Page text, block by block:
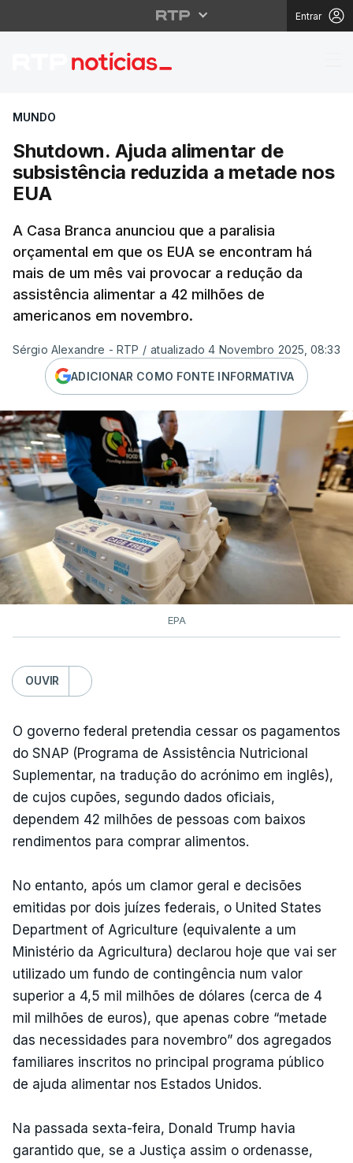
Entrar
Shutdown. Ajuda
MUNDO
Shutdown. Ajuda alimentar de
subsistência reduzida a metade nos
EUA
A Casa Branca anunciou que a paralisia
orçamental em que os EUA se encontram há
mais de um mês vai provocar a redução da
assistência alimentar a 42 milhões de
americanos em novembro.
Sérgio Alexandre - RTP / atualizado 4 Novembro 2025, 08:33
ADICIONAR COMO FONTE INFORMATIVA
EPA
OUVIR
O governo federal pretendia cessar os pagamentos
do SNAP (Programa de Assistência Nutricional
Suplementar, na tradução do acrónimo em inglês),
de cujos cupões, segundo dados oficiais,
dependem 42 milhões de pessoas com baixos
rendimentos para comprar alimentos.
No entanto, após um clamor geral e decisões
emitidas por dois juízes federais, o United States
Department of Agriculture (equivalente a um
Ministério da Agricultura) declarou hoje que vai ser
utilizado um fundo de contingência num valor
superior a 4,5 mil milhões de dólares (cerca de 4
mil milhões de euros), que apenas cobre “metade
das necessidades para novembro” dos agregados
familiares inscritos no principal programa público
de ajuda alimentar nos Estados Unidos.
Na passada sexta-feira, Donald Trump havia
garantido que, se a Justiça assim o ordenasse,